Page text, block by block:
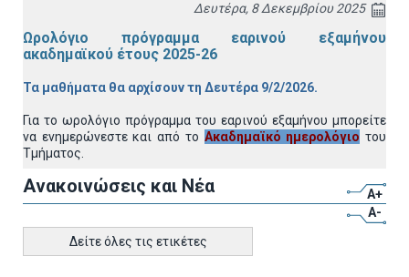
Δευτέρα, 8 Δεκεμβρίου 2025
Ωρολόγιο πρόγραμμα εαρινού εξαμήνου
ακαδημαϊκού έτους 2025-26
Τα μαθήματα θα αρχίσουν τη Δευτέρα 9/2/2026.
Για το ωρολόγιο πρόγραμμα του εαρινού εξαμήνου μπορείτε
να ενημερώνεστε και από το Ακαδημαϊκό ημερολόγιο του
Τμήματος.
Ανακοινώσεις και Νέα
A+
A-
Δείτε όλες τις ετικέτες